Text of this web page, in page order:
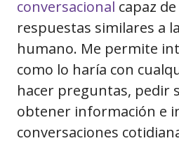
conversacional capaz
respuestas similares a
humano. Me permite
como lo haría con
hacer preguntas, pedir
obtener información e
conversaciones